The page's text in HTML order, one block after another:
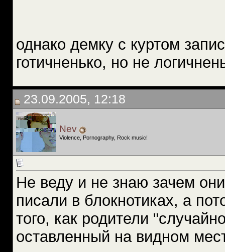
однако демку с куртом
готичненько, но не
23.09.2005, 12:18
Nev
Violence, Pornography, Rock music!
Не веду и не знаю зачем
писали в блокнотиках, а
того, как родители
оставленный на видном